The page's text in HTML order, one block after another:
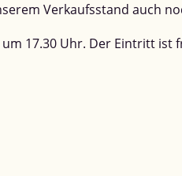
Verkaufsstand auch
17.30 Uhr. Der Eintritt ist